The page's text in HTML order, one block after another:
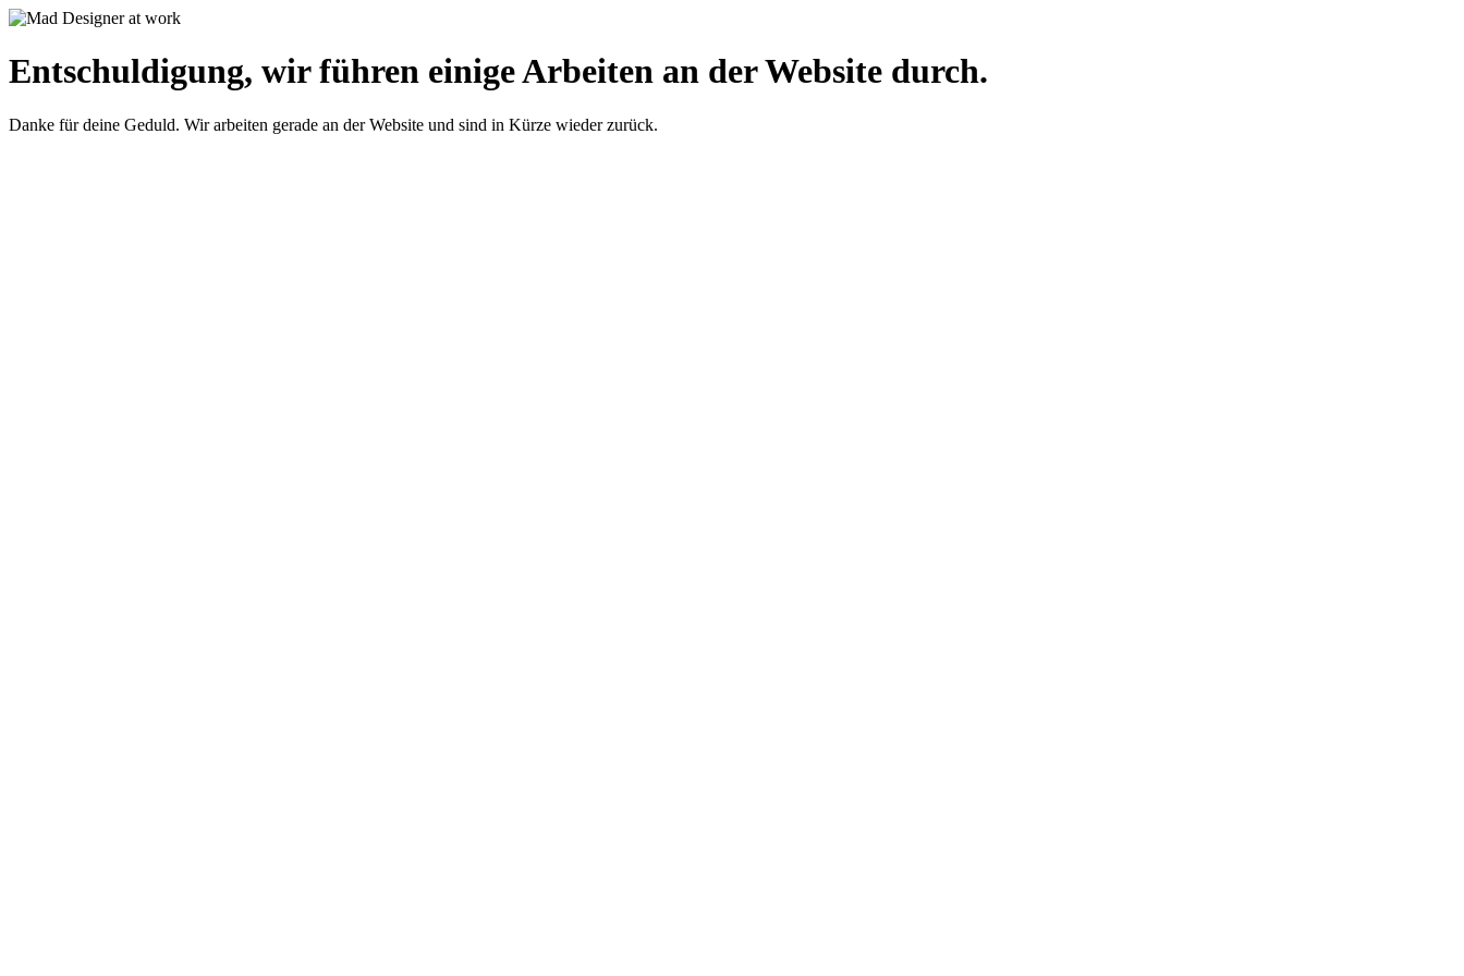
Entschuldigung, wir führen einige Arbeiten an der Website durch.
Danke für deine Geduld. Wir arbeiten gerade an der Website und sind in Kürze wieder zurück.